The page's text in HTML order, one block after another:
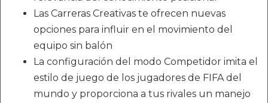
Las Carreras Creativas te ofrecen nuevas
opciones para influir en el movimiento del
equipo sin balón
La configuración del modo Competidor imita el
estilo de juego de los jugadores de FIFA del
mundo y proporciona a tus rivales un manejo